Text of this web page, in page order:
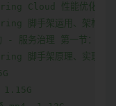
Cloud 性能优化
脚手架运用、架构
- 服务治理 第一节：基
脚手架原理、实现
1.15G